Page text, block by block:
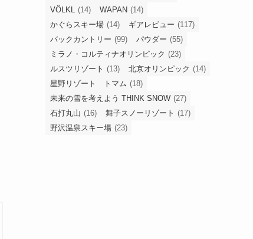
VÖLKL
(14) WAPAN (14)
かぐらスキー場 (14) ギアレビュー (117)
バックカントリー (99) パウダー (55)
ミラノ・コルティナオリンピック (23)
ルスツリゾート (13) 北京オリンピック (14)
星野リゾート トマム (18)
未来の雪を考えよう THINK SNOW (27)
石打丸山 (16) 舞子スノーリゾート (17)
野沢温泉スキー場 (23)